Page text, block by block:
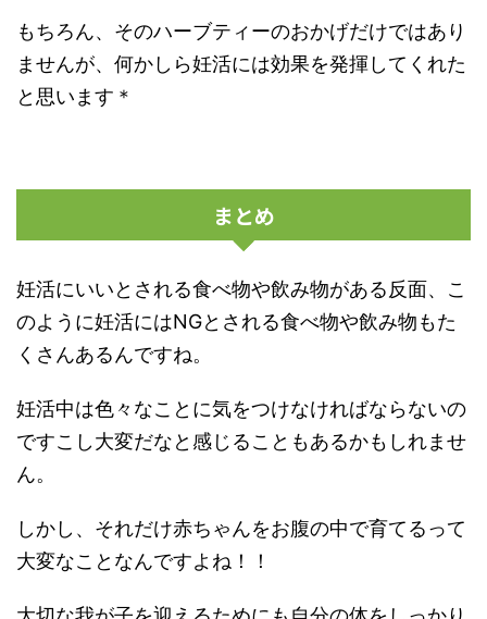
もちろん、そのハーブティーのおかげだけではあり
ませんが、何かしら妊活には効果を発揮してくれた
と思います＊
まとめ
妊活にいいとされる食べ物や飲み物がある反面、こ
のように妊活にはNGとされる食べ物や飲み物もた
くさんあるんですね。
妊活中は色々なことに気をつけなければならないの
ですこし大変だなと感じることもあるかもしれませ
ん。
しかし、それだけ赤ちゃんをお腹の中で育てるって
大変なことなんですよね！！